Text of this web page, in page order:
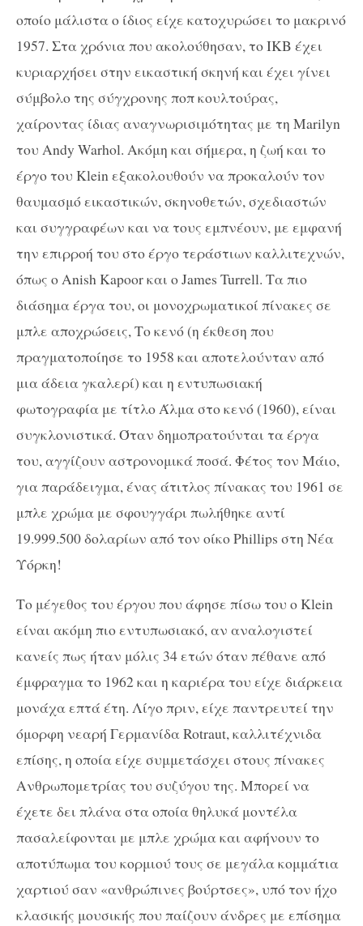
οποίο μάλιστα ο ίδιος είχε κατοχυρώσει το μακρινό
1957. Στα χρόνια που ακολούθησαν, τοIKB έχει
κυριαρχήσει στην εικαστική σκηνή και έχει γίνει
σύμβολο της σύγχρονης ποπ κουλτούρας,
χαίροντας ίδιας αναγνωρισιμότητας με τη Marilyn
του Andy Warhol. Ακόμη και σήμερα, η ζωή και το
έργο του Klein εξακολουθούν να προκαλούν τον
θαυμασμό εικαστικών, σκηνοθετών, σχεδιαστών
και συγγραφέων και να τους εμπνέουν, με εμφανή
την επιρροή του στο έργο τεράστιων καλλιτεχνών,
όπως ο Anish Kapoorκαι οJames Turrell. Τα πιο
διάσημα έργα του, οι μονοχρωματικοί πίνακες σε
μπλε αποχρώσεις, Το κενό (η έκθεση που
πραγματοποίησε το 1958 και αποτελούνταν από
μια άδεια γκαλερί) και η εντυπωσιακή
φωτογραφία με τίτλο Άλμα στο κενό (1960), είναι
συγκλονιστικά. Όταν δημοπρατούνται τα έργα
του, αγγίζουν αστρονομικά ποσά. Φέτος τον Μάιο,
για παράδειγμα, ένας άτιτλος πίνακας του 1961 σε
μπλε χρώμα με σφουγγάρι πωλήθηκε αντί
19.999.500 δολαρίων από τον οίκοPhillips στη Νέα
Υόρκη!
Το μέγεθος του έργου που άφησε πίσω του οKlein
είναι ακόμη πιο εντυπωσιακό, αν αναλογιστεί
κανείς πως ήταν μόλις 34 ετών όταν πέθανε από
έμφραγμα το 1962 και η καριέρα του είχε διάρκεια
μονάχα επτά έτη. Λίγο πριν, είχε παντρευτεί την
όμορφη νεαρή ΓερμανίδαRotraut, καλλιτέχνιδα
επίσης, η οποία είχε συμμετάσχει στους πίνακες
Ανθρωπομετρίας του συζύγου της. Μπορεί να
έχετε δει πλάνα στα οποία θηλυκά μοντέλα
πασαλείφονται με μπλε χρώμα και αφήνουν το
αποτύπωμα του κορμιού τους σε μεγάλα κομμάτια
χαρτιού σαν «ανθρώπινες βούρτσες», υπό τον ήχο
κλασικής μουσικής που παίζουν άνδρες με επίσημα